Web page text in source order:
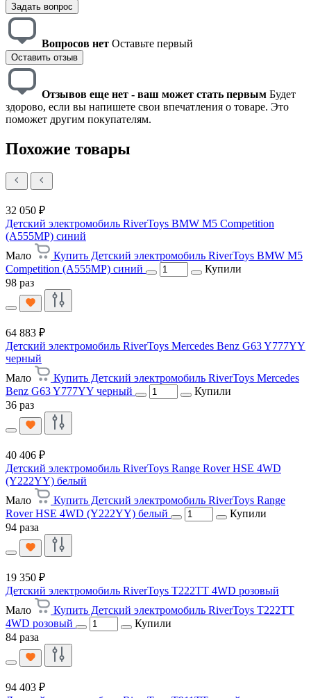
Задать вопрос
Вопросов нет Оставьте первый
Оставить отзыв
Отзывов еще нет - ваш может стать первым Будет
здорово, если вы напишете свои впечатления о товаре. Это
поможет другим покупателям.
Похожие товары
32 050 ₽
Детский электромобиль RiverToys BMW M5 Competition
(A555MP) синий
Мало
Купить Детский электромобиль RiverToys BMW M5
Competition (A555MP) синий
Купили
98 раз
64 883 ₽
Детский электромобиль RiverToys Mercedes Benz G63 Y777YY
черный
Мало
Купить Детский электромобиль RiverToys Mercedes
Benz G63 Y777YY черный
Купили
36 раз
40 406 ₽
Детский электромобиль RiverToys Range Rover HSE 4WD
(Y222YY) белый
Мало
Купить Детский электромобиль RiverToys Range
Rover HSE 4WD (Y222YY) белый
Купили
94 раза
19 350 ₽
Детский электромобиль RiverToys T222TT 4WD розовый
Мало
Купить Детский электромобиль RiverToys T222TT
4WD розовый
Купили
84 раза
94 403 ₽